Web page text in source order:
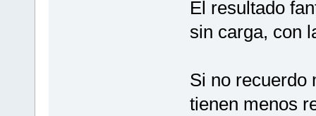
El resultado
sin carga, con
Si no recuerdo
tienen menos